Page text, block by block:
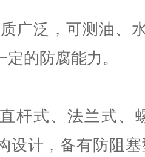
广泛，可测油、
的防腐能力。
式、法兰式、
设计，备有防阻